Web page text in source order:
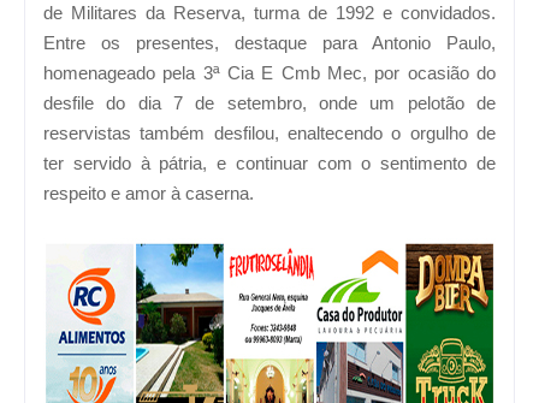
de Militares da Reserva, turma de 1992 e convidados.
Entre os presentes, destaque para Antonio Paulo,
homenageado pela 3ª Cia E Cmb Mec, por ocasião do
desfile do dia 7 de setembro, onde um pelotão de
reservistas também desfilou, enaltecendo o orgulho de
ter servido à pátria, e continuar com o sentimento de
respeito e amor à caserna.